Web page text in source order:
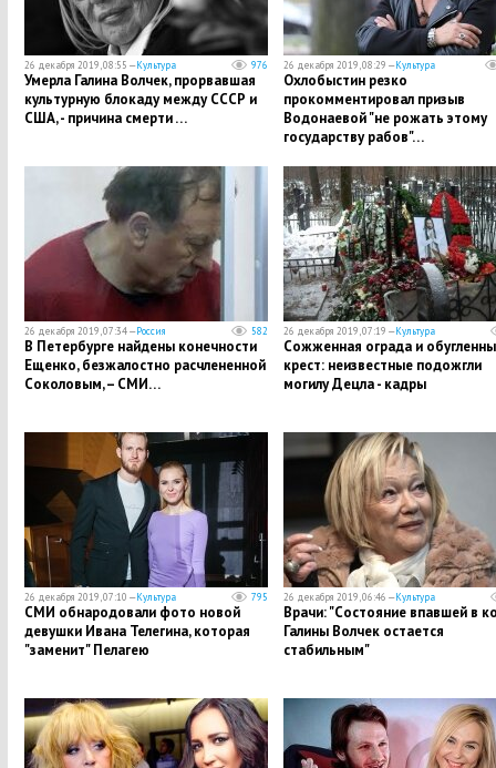
26 декабря 2019, 08:55 —Культура 976
Умерла Галина Волчек, прорвавшая
культурную блокаду между СССР и
США, - причина смерти …
26 декабря 2019, 08:29 —Культура
Охлобыстин резко
прокомментировал призыв
Водонаевой "не рожать этому
государству рабов"…
26 декабря 2019, 07:34 —Россия 582
​В Петербурге найдены конечности
Ещенко, безжалостно расчлененной
Соколовым, – СМИ…
26 декабря 2019, 07:19 —Культура
​Сожженная ограда и
крест: неизвестные подожгли
могилу Децла - кадры
26 декабря 2019, 07:10 —Культура 795
СМИ обнародовали фото новой
девушки Ивана Телегина, которая
"заменит" Пелагею
26 декабря 2019, 06:46 —Культура
Врачи: "Cостояние впавшей в
Галины Волчек остается
стабильным"